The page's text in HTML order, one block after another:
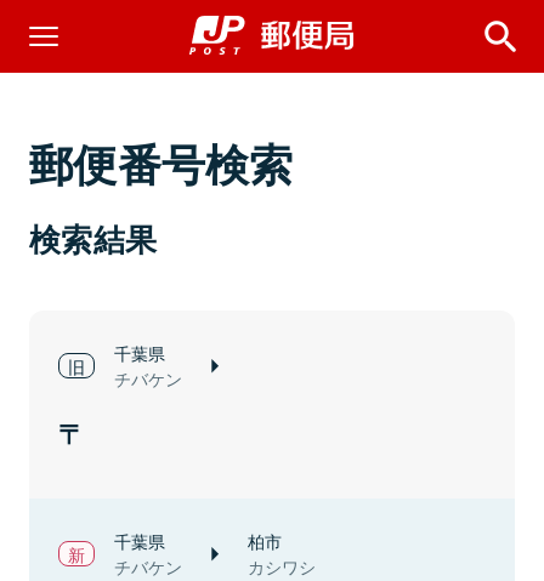
郵便番号検索
検索結果
千葉県
チバケン
千葉県
チバケン
柏市
カシワシ